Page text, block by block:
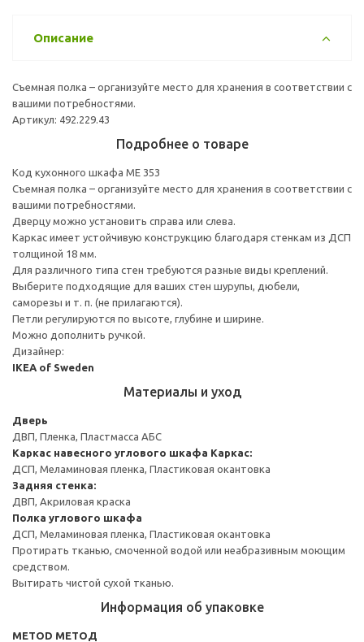
Описание
Съемная полка – организуйте место для хранения в соответствии с
вашими потребностями.
Артикул: 492.229.43
Подробнее о товаре
Код кухонного шкафа ME 353
Съемная полка – организуйте место для хранения в соответствии с
вашими потребностями.
Дверцу можно установить справа или слева.
Каркас имеет устойчивую конструкцию благодаря стенкам из ДСП
толщиной 18 мм.
Для различного типа стен требуются разные виды креплений.
Выберите подходящие для ваших стен шурупы, дюбели,
саморезы и т. п. (не прилагаются).
Петли регулируются по высоте, глубине и ширине.
Можно дополнить ручкой.
Дизайнер:
IKEA of Sweden
Материалы и уход
Дверь
ДВП, Пленка, Пластмасса АБС
Каркас навесного углового шкафа Каркас:
ДСП, Меламиновая пленка, Пластиковая окантовка
Задняя стенка:
ДВП, Акриловая краска
Полка углового шкафа
ДСП, Меламиновая пленка, Пластиковая окантовка
Протирать тканью, смоченной водой или неабразивным моющим
средством.
Вытирать чистой сухой тканью.
Информация об упаковке
METOD МЕТОД